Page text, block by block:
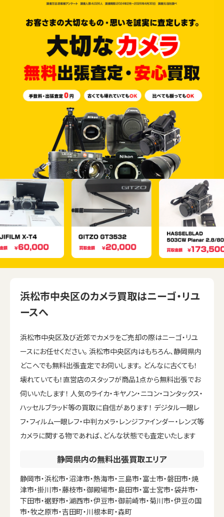
浜松市中央区のカメラ買取はニーゴ・リユ
ースへ
浜松市中央区及び近郊でカメラをご売却の際はニーゴ・リユ
ースにお任せください。 浜松市中央区内はもちろん、静岡県内
どこへでも無料出張査定でお伺いします。 どんなに古くても！
壊れていても！直営店のスタッフが商品1点から無料出張でお
伺いいたします！ 人気のライカ・キヤノン・ニコン・コンタックス・
ハッセルブラッド等の買取に自信があります！ デジタル一眼レ
フ・フィルム一眼レフ・中判カメラ・レンジファインダー・レンズ等
カメラに関する物であれば、どんな状態でも査定いたします
静岡県内の無料出張買取エリア
静岡市・浜松市・沼津市・熱海市・三島市・富士市・磐田市・焼
津市・掛川市・藤枝市・御殿場市・島田市・富士宮市・袋井市・
下田市・裾野市・湖西市・伊豆市・御前崎市・菊川市・伊豆の国
市・牧之原市・吉田町・川根本町・森町